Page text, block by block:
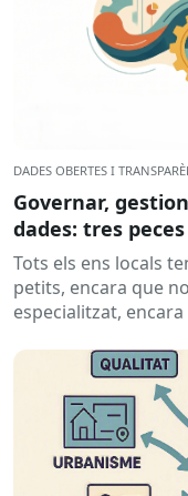
DADES OBERTES I
Governar,
dades: tres
Tots els ens locals
petits, encara que
especialitzat,